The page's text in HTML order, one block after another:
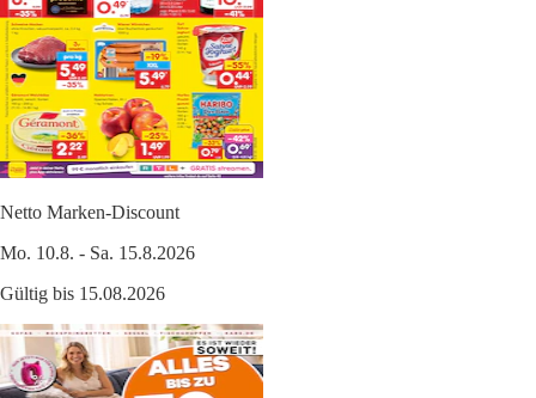
Netto Marken-Discount
Mo. 10.8. - Sa. 15.8.2026
Gültig bis 15.08.2026